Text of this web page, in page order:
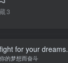
3
for your dreams.
的梦想而奋斗